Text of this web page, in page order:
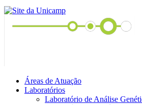
Áreas de Atuação
Laboratórios
Laboratório de Análise